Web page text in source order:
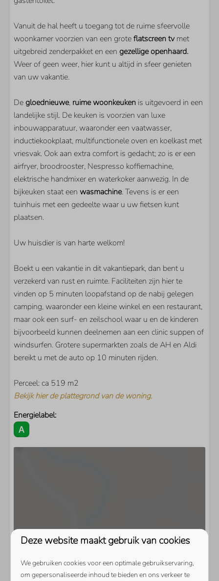
PARKEN
Ruiterplaat
SLAAPKAMER
Aantal tweepersoonsbedden: 3
WOONRUIMTE
Flatscreen TV
Extra buitenlandse zenders
Vloerverwarming
Open haard
Vanuit de hal heeft u toegang tot de ruime sfeervolle
woonkamer voorzien van een groteflatscreentv met
uitgebreid zenderpakket en een gezellige openhaard.
Weer of geen weer, hier kunt u altijd in sfeer genieten
van uw vakantie.
Degloednieuwe, ruime woonkeuken is uitgevoerd in een
landelijke stijl. De keuken is voorzien van luxe
inbouwapparatuur, waaronder een vaatwasser,
inductiekookplaat, multifunctionele oven en koelkast met
vriesvak. Ook aan extra comfort is gedacht; zo is er een
airfryer, broodrooster, Nespresso koffiemachine,
elektrische handmixer en waterkoker aanwezig. In de
bijkeuken staat een wasmachine. Tevens is er een
tuinhuis met een gedeelte waar u uw fietsen kunt
plaatsen.
Uw huisdier is van harte welkom!
Boekt u een vakantie in dit vakantiepark, dan bent u
verzekerd van rust en ruimte. Faciliteiten zijn hier te
vinden op 5 minuten loopafstand op de nabij gelegen
camping, waaronder een kleine winkel en een restaurant,
maar ook een surf- en zeilschool waar u en de kinderen
bijvoorbeeld kunnen deelnemen aan een clinic suppen of
windsurfen. Grotere supermarkten zoals de AH en Aldi
bereikt u met de auto op 10 minuten rijden.
Perceel: ca 519 m2
Bekijk hier de plattegrond van de woning.
Energielabel:
Deze website maakt gebruik van cookies
We gebruiken cookies voor een optimale gebruikservaring,
om gepersonaliseerde inhoud te bieden en ons verkeer te